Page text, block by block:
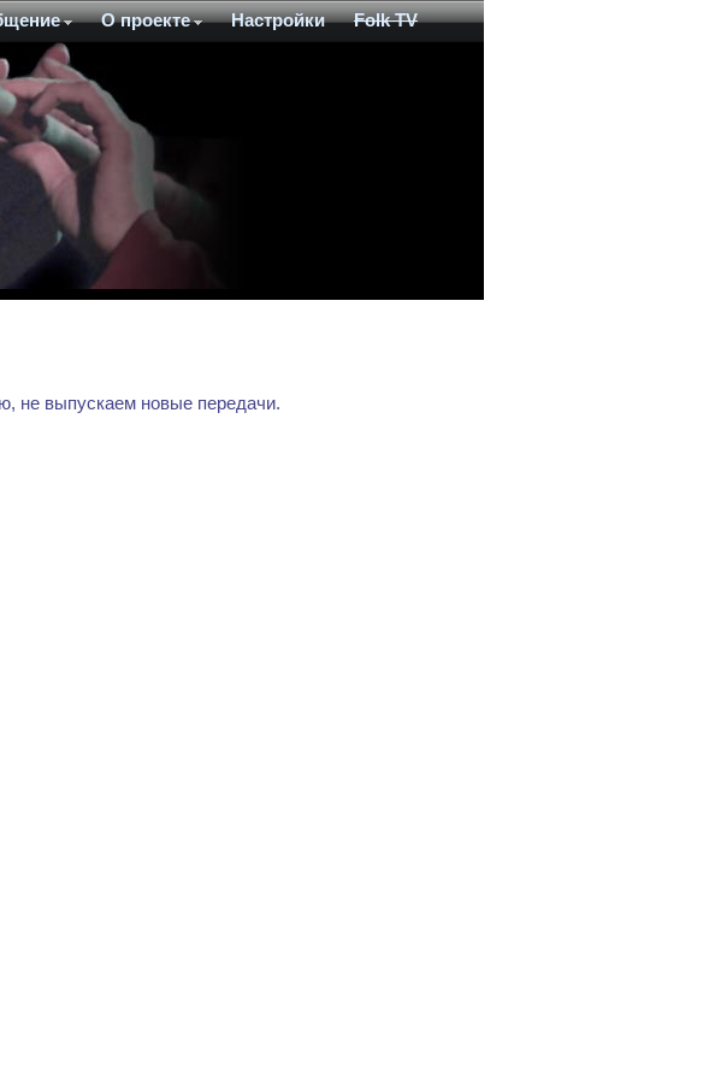
О проекте Настройки Folk TV
не выпускаем новые передачи.